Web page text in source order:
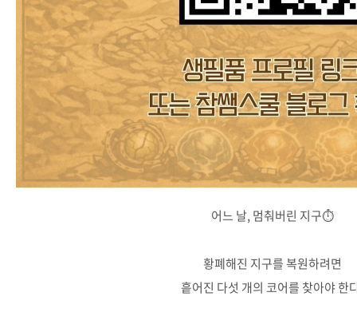
어느 날, 멈춰버린 지구⏱️
황폐해진 지구를 복원하려면
흩어진 다섯 개의 코어를 찾아야 한